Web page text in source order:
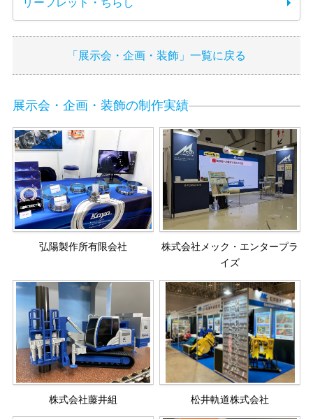
「展示会・企画・装飾」一覧に戻る
展示会・企画・装飾の制作実績
弘陽製作所有限会社
株式会社メック・エンタープラ
イズ
株式会社藤井組 松井軌道株式会社